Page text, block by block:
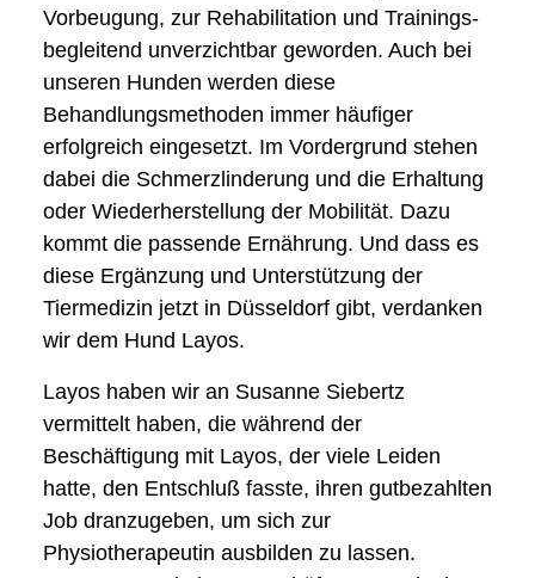
Vorbeugung, zur Rehabilitation und Trainings-
begleitend unverzichtbar geworden. Auch bei
unseren Hunden werden diese
Behandlungsmethoden immer häufiger
erfolgreich eingesetzt. Im Vordergrund stehen
dabei die Schmerzlinderung und die Erhaltung
oder Wiederherstellung der Mobilität. Dazu
kommt die passende Ernährung. Und dass es
diese Ergänzung und Unterstützung der
Tiermedizin jetzt in Düsseldorf gibt, verdanken
wir dem Hund Layos.
Layos haben wir an Susanne Siebertz
vermittelt haben, die während der
Beschäftigung mit Layos, der viele Leiden
hatte, den Entschluß fasste, ihren gutbezahlten
Job dranzugeben, um sich zur
Physiotherapeutin ausbilden zu lassen.